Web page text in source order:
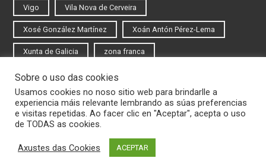
Vigo Vila Nova de Cerveira
Xosé González Martínez Xoán Antón Pérez-Lema
Xunta de Galicia zona franca
Iniciar sesión
Rexistrarse
Sobre o uso das cookies
Usamos cookies no noso sitio web para brindarlle a
experiencia máis relevante lembrando as súas preferencias
e visitas repetidas. Ao facer clic en "Aceptar", acepta o uso
de TODAS as cookies.
Axustes das Cookies ACEPTAR